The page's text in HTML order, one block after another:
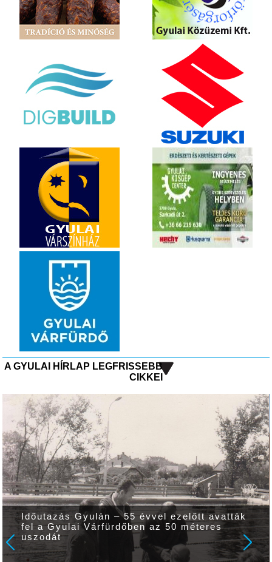
A GYULAI HÍRLAP LEGFRISSEBB
CIKKEI
Időutazás Gyulán – 55 évvel ezelőtt avatták
fel a Gyulai Várfürdőben az 50 méteres
uszodát